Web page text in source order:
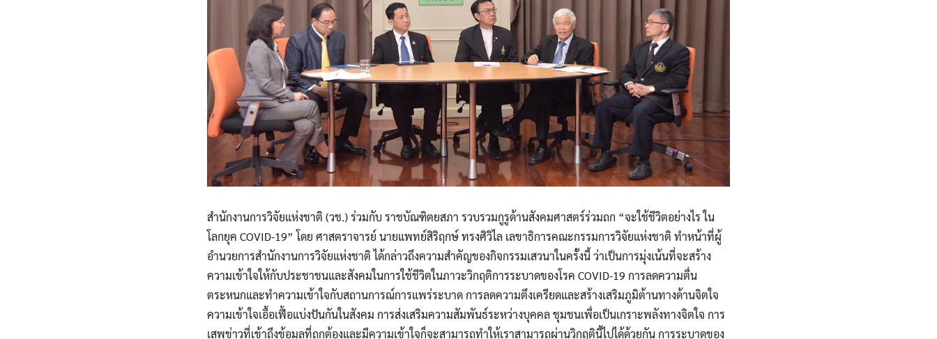
Search
for: Search
สำนักงานการวิจัยแห่งชาติ (วช.) ร่วมกับ ราชบัณฑิตยสภา รวบรวมกูรูด้านสังคมศาสตร์ร่วมถก “จะใช้ชีวิตอย่างไร ใน
โลกยุค COVID-19” โดย ศาสตราจารย์ นายแพทย์สิริฤกษ์ ทรงศิวิไล เลขาธิการคณะกรรมการวิจัยแห่งชาติ ทำหน้าที่ผู้
อำนวยการสำนักงานการวิจัยแห่งชาติ ได้กล่าวถึงความสำคัญของกิจกรรมเสวนาในครั้งนี้ ว่าเป็นการมุ่งเน้นที่จะสร้าง
ความเข้าใจให้กับประชาชนและสังคมในการใช้ชีวิตในภาวะวิกฤติการระบาดของโรค COVID-19 การลดความตื่น
ตระหนกและทำความเข้าใจกับสถานการณ์การแพร่ระบาด การลดความตึงเครียดและสร้างเสริมภูมิต้านทางด้านจิตใจ
ความเข้าใจเอื้อเฟื้อแบ่งปันกันในสังคม การส่งเสริมความสัมพันธ์ระหว่างบุคคล ชุมชนเพื่อเป็นเกราะพลังทางจิตใจ การ
เสพข่าวที่เข้าถึงข้อมูลที่ถูกต้องและมีความเข้าใจก็จะสามารถทำให้เราสามารถผ่านวิกฤตินี้ไปได้ด้วยกัน การระบาดของ